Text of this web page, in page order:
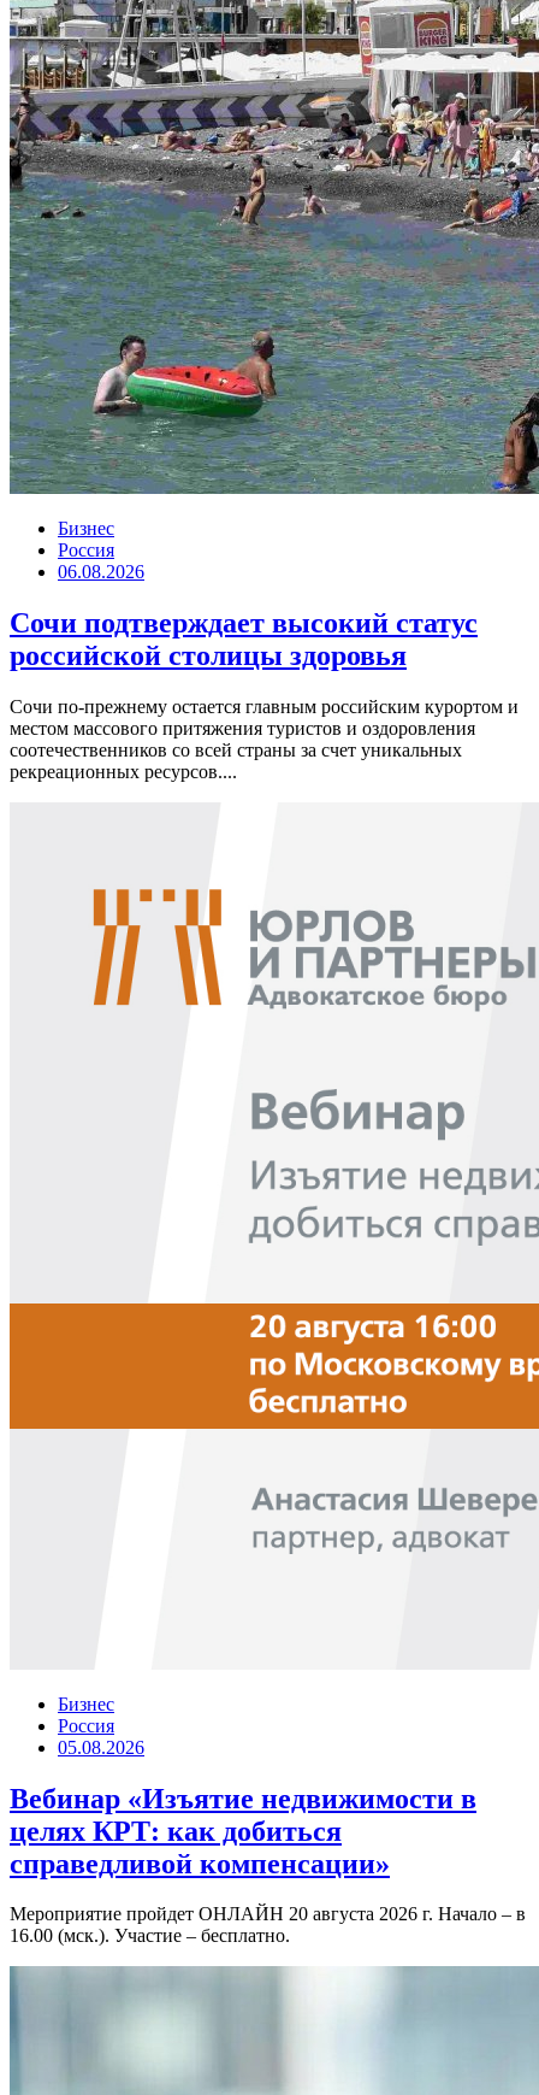
Бизнес
Россия
06.08.2026
Сочи подтверждает высокий статус
российской столицы здоровья
Сочи по-прежнему остается главным российским курортом и
местом массового притяжения туристов и оздоровления
соотечественников со всей страны за счет уникальных
рекреационных ресурсов....
Бизнес
Россия
05.08.2026
Вебинар «Изъятие недвижимости в
целях КРТ: как добиться
справедливой компенсации»
Мероприятие пройдет ОНЛАЙН 20 августа 2026 г. Начало – в
16.00 (мск.). Участие – бесплатно.